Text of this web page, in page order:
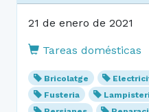
21 de enero de 2021
Tareas domésticas
Bricolatge
Fusteria